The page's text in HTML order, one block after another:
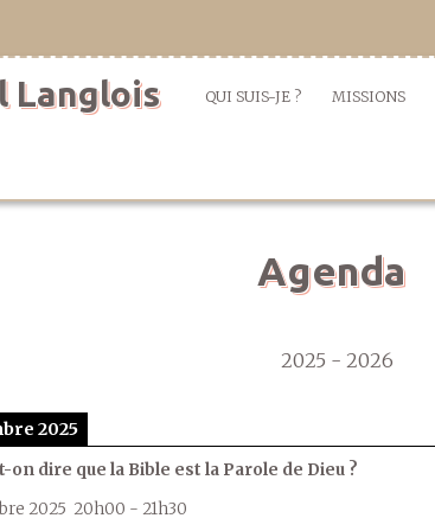
Langlois QUI SUIS-JE ? MISSIONS
Agenda
2025 - 2026
2025
on dire que la Bible est la Parole de Dieu ?
2025 20h00 - 21h30